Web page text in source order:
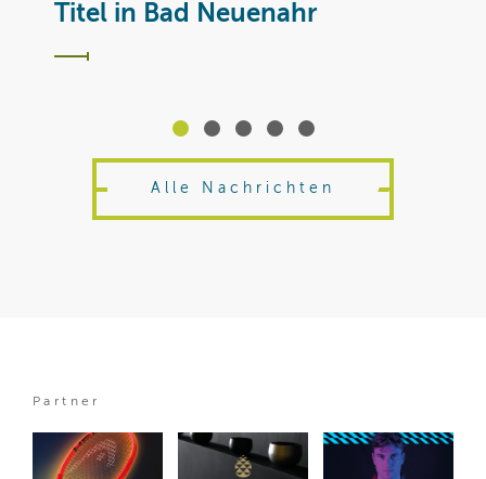
Titel in Bad Neuenahr
Alle Nachrichten
Partner